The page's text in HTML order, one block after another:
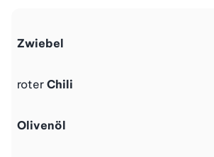
Zwiebel
roter Chili
Olivenöl